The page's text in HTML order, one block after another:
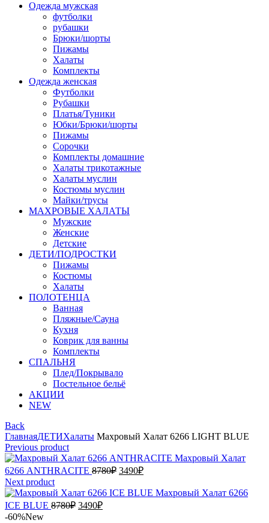
Одежда мужская
футболки
рубашки
Брюки/шорты
Пижамы
Халаты
Комплекты
Одежда женская
Футболки
Рубашки
Платья/Туники
Юбки/Брюки/шорты
Пижамы
Сорочки
Комплекты домашние
Халаты трикотажные
Халаты муслин
Костюмы муслин
Майки/трусы
МАХРОВЫЕ ХАЛАТЫ
Мужские
Женские
Детские
ДЕТИ/ПОДРОСТКИ
Пижамы
Костюмы
Халаты
ПОЛОТЕНЦА
Ванная
Пляжные/Сауна
Кухня
Коврик для ванны
Комплекты
СПАЛЬНЯ
Плед/Покрывало
Постельное бельё
АКЦИИ
NEW
Back
ГлавнаяДЕТИХалаты Махровый Халат 6266 LIGHT BLUE
Previous product
Махровый Халат
6266 ANTHRACITE 8780₽ Первоначальная
составляла
3490₽Текущая
3490₽.
Next product
Махровый Халат 6266
ICE BLUE 8780₽ Первоначальная
3490₽Текущая
-60%New